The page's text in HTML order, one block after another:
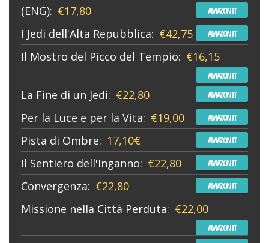
(ENG): €17,80 AMAZON IT
I Jedi dell'Alta Repubblica: €42,75 AMAZON IT
Il Mostro del Picco del Tempio: €16,15
AMAZON IT
La Fine di un Jedi: €22,80 AMAZON IT
Per la Luce e per la Vita: €19,00 AMAZON IT
Pista di Ombre: 17,10€ AMAZON IT
Il Sentiero dell'Inganno: €22,80 AMAZON IT
Convergenza: €22,80 AMAZON IT
Missione nella Città Perduta: €22,00
AMAZON IT